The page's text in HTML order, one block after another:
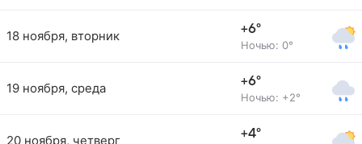
18 ноября, вторник +6°
Ночью: 0°
19 ноября, среда +6°
Ночью: +2°
20 ноября, четверг +4°